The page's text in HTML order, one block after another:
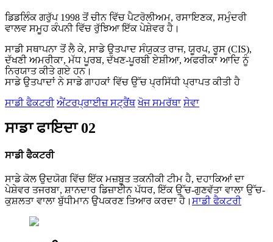
ਡਿਡਲਿੰਕ ਗਰੁੱਪ 1998 ਤੋਂ ਚੀਨ ਵਿੱਚ ਪੈਟਰੋਲੀਅਮ, ਰਸਾਇਣਕ, ਸਮੁੰਦਰੀ
ਵਾਲਵ ਸਮੂਹ ਕੰਪਨੀ ਵਿੱਚ ਰੁੱਝਿਆ ਇੱਕ ਪੇਸ਼ੇਵਰ ਹੈ।
ਸਾਡੀ ਸਥਾਪਨਾ ਤੋਂ ਲੈ ਕੇ, ਸਾਡੇ ਉਤਪਾਦ ਸੰਯੁਕਤ ਰਾਜ, ਯੂਰਪ, ਰੂਸ (CIS),
ਦੱਖਣੀ ਅਮਰੀਕਾ, ਮੱਧ ਪੂਰਬ, ਦੱਖਣ-ਪੂਰਬੀ ਏਸ਼ੀਆ, ਅਫਰੀਕਾ ਆਦਿ ਨੂੰ
ਨਿਰਯਾਤ ਕੀਤੇ ਗਏ ਹਨ।
ਸਾਡੇ ਉਤਪਾਦਾਂ ਨੇ ਸਾਡੇ ਗਾਹਕਾਂ ਵਿੱਚ ਉੱਚ ਪ੍ਰਸਿੱਧੀ ਪ੍ਰਾਪਤ ਕੀਤੀ ਹੈ
ਸਾਡੀ ਫੈਕਟਰੀ ਐਂਟਰਪ੍ਰਾਈਜ਼ ਸਟ੍ਰੈਂਥ ਖੋਜ ਸਮਰੱਥਾ ਸੇਵਾ
ਸਾਡਾ ਫਾਇਦਾ 02
ਸਾਡੀ ਫੈਕਟਰੀ
ਸਾਡੇ ਕੋਲ ਉਦਯੋਗ ਵਿੱਚ ਇੱਕ ਮਜ਼ਬੂਤ ​​ਤਕਨੀਕੀ ਟੀਮ ਹੈ, ਦਹਾਕਿਆਂ ਦਾ
ਪੇਸ਼ੇਵਰ ਤਜਰਬਾ, ਸ਼ਾਨਦਾਰ ਡਿਜ਼ਾਈਨ ਪੱਧਰ, ਇੱਕ ਉੱਚ-ਗੁਣਵੱਤਾ ਵਾਲਾ ਉੱਚ-
ਕੁਸ਼ਲਤਾ ਵਾਲਾ ਬੁੱਧੀਮਾਨ ਉਪਕਰਣ ਤਿਆਰ ਕਰਦਾ ਹੈ। ਸਾਡੀ ਫੈਕਟਰੀ